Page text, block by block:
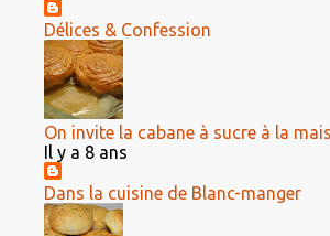
Délices & Confession
On invite la cabane à sucre à la
Il y a 8 ans
Dans la cuisine de Blanc-manger